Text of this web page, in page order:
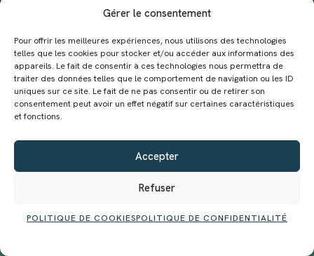
Gérer le consentement
Pour offrir les meilleures expériences, nous utilisons des technologies
telles que les cookies pour stocker et/ou accéder aux informations des
appareils. Le fait de consentir à ces technologies nous permettra de
traiter des données telles que le comportement de navigation ou les ID
uniques sur ce site. Le fait de ne pas consentir ou de retirer son
consentement peut avoir un effet négatif sur certaines caractéristiques
et fonctions.
Accepter
Refuser
POLITIQUE DE COOKIESPOLITIQUE DE CONFIDENTIALITÉ
LIRE +